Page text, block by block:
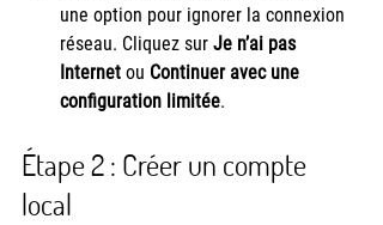
une option pour ignorer la connexion
réseau. Cliquez sur Je n’ai pas
Internet ou Continuer avec une
configuration limitée.
Étape 2 : Créer un compte
local